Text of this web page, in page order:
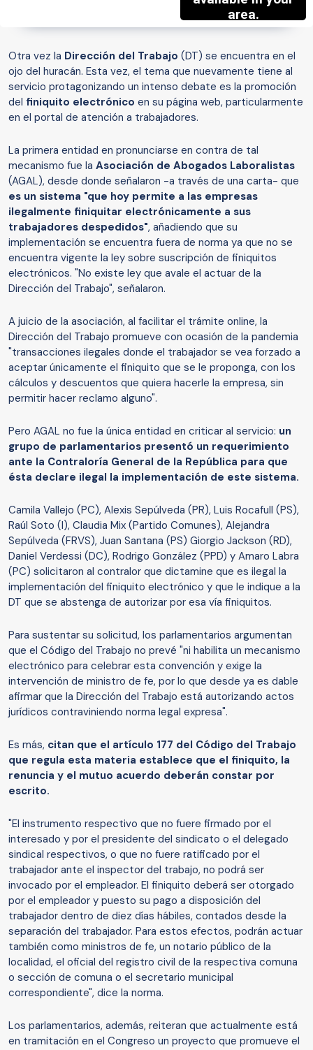
Otra vez la Dirección del Trabajo (DT) se encuentra en el
ojo del huracán. Esta vez, el tema que nuevamente tiene al
servicio protagonizando un intenso debate es la promoción
del finiquito electrónico en su página web, particularmente
en el portal de atención a trabajadores.
La primera entidad en pronunciarse en contra de tal
mecanismo fue la Asociación de Abogados Laboralistas
(AGAL), desde donde señalaron -a través de una carta- que
es un sistema "que hoy permite a las empresas
ilegalmente finiquitar electrónicamente a sus
trabajadores despedidos", añadiendo que su
implementación se encuentra fuera de norma ya que no se
encuentra vigente la ley sobre suscripción de finiquitos
electrónicos. "No existe ley que avale el actuar de la
Dirección del Trabajo", señalaron.
A juicio de la asociación, al facilitar el trámite online, la
Dirección del Trabajo promueve con ocasión de la pandemia
"transacciones ilegales donde el trabajador se vea forzado a
aceptar únicamente el finiquito que se le proponga, con los
cálculos y descuentos que quiera hacerle la empresa, sin
permitir hacer reclamo alguno".
Pero AGAL no fue la única entidad en criticar al servicio: un
grupo de parlamentarios presentó un requerimiento
ante la Contraloría General de la República para que
ésta declare ilegal la implementación de este sistema.
Camila Vallejo (PC), Alexis Sepúlveda (PR), Luis Rocafull (PS),
Raúl Soto (I), Claudia Mix (Partido Comunes), Alejandra
Sepúlveda (FRVS), Juan Santana (PS) Giorgio Jackson (RD),
Daniel Verdessi (DC), Rodrigo González (PPD) y Amaro Labra
(PC) solicitaron al contralor que dictamine que es ilegal la
implementación del finiquito electrónico y que le indique a la
DT que se abstenga de autorizar por esa vía finiquitos.
Para sustentar su solicitud, los parlamentarios argumentan
que el Código del Trabajo no prevé "ni habilita un mecanismo
electrónico para celebrar esta convención y exige la
intervención de ministro de fe, por lo que desde ya es dable
afirmar que la Dirección del Trabajo está autorizando actos
jurídicos contraviniendo norma legal expresa".
Es más, citan que el artículo 177 del Código del Trabajo
que regula esta materia establece que el finiquito, la
renuncia y el mutuo acuerdo deberán constar por
escrito.
"El instrumento respectivo que no fuere firmado por el
interesado y por el presidente del sindicato o el delegado
sindical respectivos, o que no fuere ratificado por el
trabajador ante el inspector del trabajo, no podrá ser
invocado por el empleador. El finiquito deberá ser otorgado
por el empleador y puesto su pago a disposición del
trabajador dentro de diez días hábiles, contados desde la
separación del trabajador. Para estos efectos, podrán actuar
también como ministros de fe, un notario público de la
localidad, el oficial del registro civil de la respectiva comuna
o sección de comuna o el secretario municipal
correspondiente", dice la norma.
Los parlamentarios, además, reiteran que actualmente está
en tramitación en el Congreso un proyecto que promueve el